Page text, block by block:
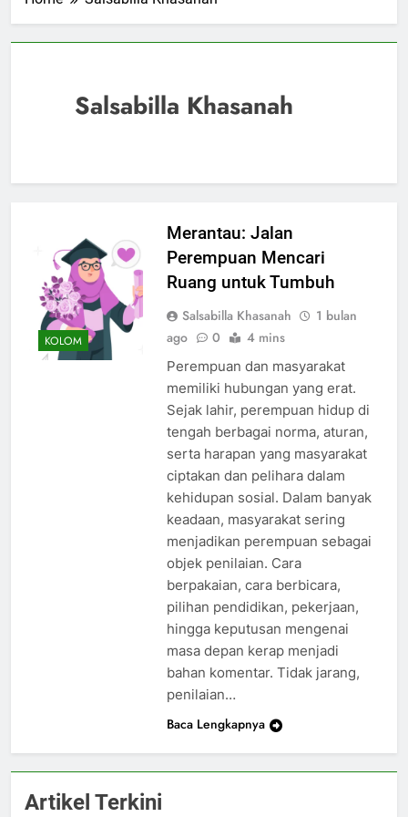
Salsabilla Khasanah
KOLOM
Merantau: Jalan
Perempuan Mencari
Ruang untuk Tumbuh
Salsabilla Khasanah
1 bulan
ago
0 4 mins
Perempuan dan masyarakat
memiliki hubungan yang erat.
Sejak lahir, perempuan hidup di
tengah berbagai norma, aturan,
serta harapan yang masyarakat
ciptakan dan pelihara dalam
kehidupan sosial. Dalam banyak
keadaan, masyarakat sering
menjadikan perempuan sebagai
objek penilaian. Cara
berpakaian, cara berbicara,
pilihan pendidikan, pekerjaan,
hingga keputusan mengenai
masa depan kerap menjadi
bahan komentar. Tidak jarang,
penilaian…
Baca Lengkapnya
Artikel Terkini